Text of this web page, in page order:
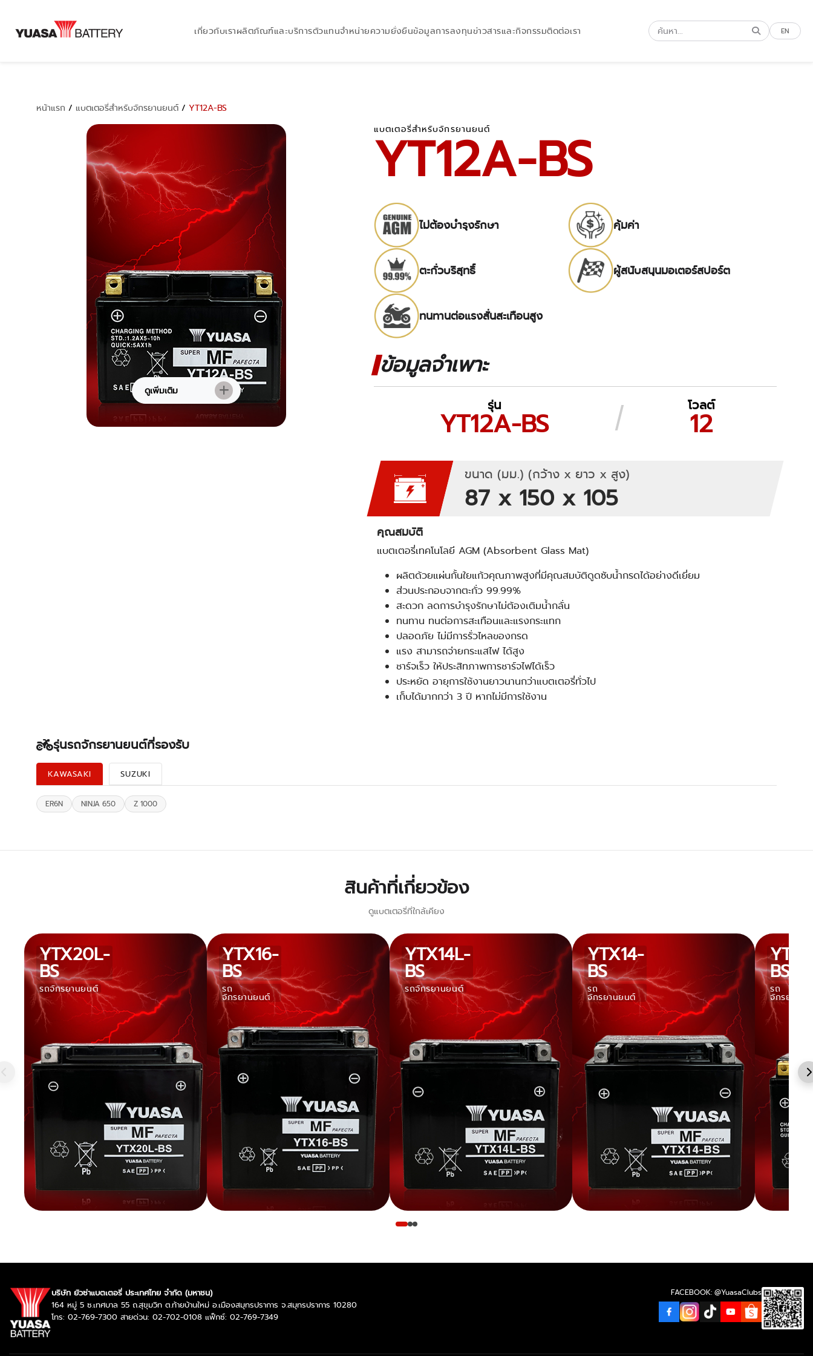
เกี่ยวกับเราผลิตภัณฑ์และบริการตัวแทนจำหน่ายความยั่งยืนข้อมูลการลงทุนข่าวสารและกิจกรรมติดต่อเรา EN
หน้าแรก / แบตเตอรี่สำหรับจักรยานยนต์ / YT12A-BS
ดูเพิ่มเติม
แบตเตอรี่สำหรับจักรยานยนต์
YT12A-BS
ไม่ต้องบำรุงรักษา คุ้มค่า
ตะกั่วบริสุทธิ์ ผู้สนับสนุนมอเตอร์สปอร์ต
ทนทานต่อแรงสั่นสะเทือนสูง
ข้อมูลจำเพาะ
รุ่น
YT12A-BS
โวลต์
12
ขนาด (มม.) (กว้าง x ยาว x สูง)
87 x 150 x 105
คุณสมบัติ
แบตเตอรี่เทคโนโลยี AGM (Absorbent Glass Mat)
ผลิตด้วยแผ่นกั้นใยแก้วคุณภาพสูงที่มีคุณสมบัติดูดซับน้ำกรดได้อย่างดีเยี่ยม
ส่วนประกอบจากตะกั่ว 99.99%
สะดวก ลดการบำรุงรักษาไม่ต้องเติมน้ำกลั่น
ทนทาน ทนต่อการสะเทือนและแรงกระแทก
ปลอดภัย ไม่มีการรั่วไหลของกรด
แรง สามารถจ่ายกระแสไฟ ได้สูง
ชาร์จเร็ว ให้ประสิทภาพการชาร์จไฟได้เร็ว
ประหยัด อายุการใช้งานยาวนานกว่าแบตเตอรี่ทั่วไป
เก็บได้มากกว่า 3 ปี หากไม่มีการใช้งาน
รุ่นรถจักรยานยนต์ที่รองรับ
KAWASAKI SUZUKI
ER6N NINJA 650 Z 1000
สินค้าที่เกี่ยวข้อง
ดูแบตเตอรี่ที่ใกล้เคียง
YTX20L-
BS
รถจักรยานยนต์
YTX16-
BS
รถ
จักรยานยนต์
YTX14L-
BS
รถจักรยานยนต์
YTX14-
BS
รถ
จักรยานยนต์
BS
รถ
จักรยานย
บริษัท ยัวซ่าแบตเตอรี่ ประเทศไทย จำกัด (มหาชน)
164 หมู่ 5 ซ.เทศบาล 55 ถ.สุขุมวิท ต.ท้ายบ้านใหม่ อ.เมืองสมุทรปราการ จ.สมุทรปราการ 10280
โทร: 02-769-7300 สายด่วน: 02-702-0108 แฟ็กซ์: 02-769-7349
FACEBOOK: @YuasaClubs